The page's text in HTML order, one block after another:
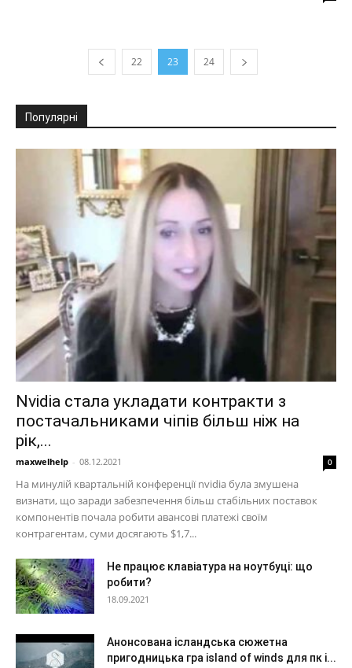
22 23 24
Популярні
Nvidia стала укладати контракти з
постачальниками чіпів більш ніж на
рік,...
maxwelhelp - 08.12.2021 0
На минулій квартальній конференції nvidia була змушена
визнати, що заради забезпечення більш стабільних поставок
компонентів почала робити авансові платежі своїм
контрагентам, суми досягають $1,7...
Не працює клавіатура на ноутбуці: що
робити?
18.09.2021
Анонсована ісландська сюжетна
пригодницька гра island of winds для пк і...